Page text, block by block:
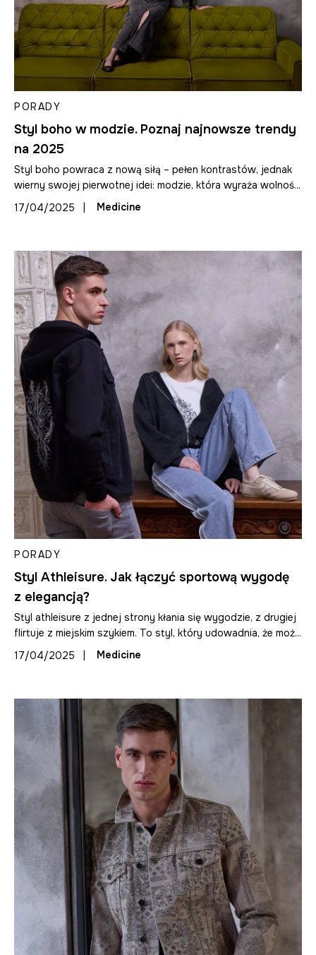
PORADY
Styl boho w modzie. Poznaj najnowsze trendy
na 2025
Styl boho powraca z nową siłą – pełen kontrastów, jednak
wierny swojej pierwotnej idei: modzie, która wyraża wolnoś...
17/04/2025
Medicine
PORADY
Styl Athleisure. Jak łączyć sportową wygodę
z elegancją?
Styl athleisure z jednej strony kłania się wygodzie, z drugiej
flirtuje z miejskim szykiem. To styl, który udowadnia, że moż...
17/04/2025
Medicine